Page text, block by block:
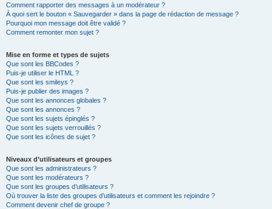
Comment rapporter des messages à un modérateur ?
À quoi sert le bouton « Sauvegarder » dans la page de rédaction de message ?
Pourquoi mon message doit être validé ?
Comment remonter mon sujet ?
Mise en forme et types de sujets
Que sont les BBCodes ?
Puis-je utiliser le HTML ?
Que sont les smileys ?
Puis-je publier des images ?
Que sont les annonces globales ?
Que sont les annonces ?
Que sont les sujets épinglés ?
Que sont les sujets verrouillés ?
Que sont les icônes de sujet ?
Niveaux d’utilisateurs et groupes
Que sont les administrateurs ?
Que sont les modérateurs ?
Que sont les groupes d’utilisateurs ?
Où trouver la liste des groupes d’utilisateurs et comment les rejoindre ?
Comment devenir chef de groupe ?